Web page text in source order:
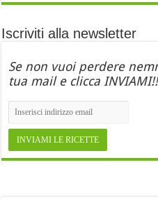
Iscriviti alla newsletter
Se non vuoi perdere
tua mail e clicca